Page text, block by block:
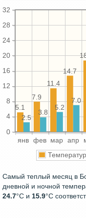
янв фев мар апр
0
4
8
12
16
20
24
28
32
14.7
11.4
7.9
5.1
7.0
5.2
3.8
2.5
Самый теплый месяц в
дневной и ночной
24.7°С и 15.9°С